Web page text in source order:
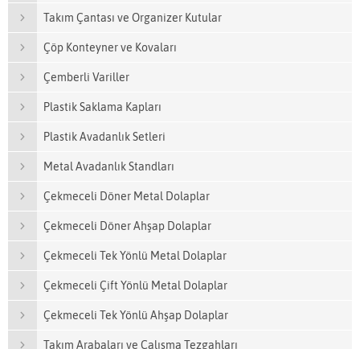
Takım Çantası ve Organizer Kutular
Çöp Konteyner ve Kovaları
Çemberli Variller
Plastik Saklama Kapları
Plastik Avadanlık Setleri
Metal Avadanlık Standları
Çekmeceli Döner Metal Dolaplar
Çekmeceli Döner Ahşap Dolaplar
Çekmeceli Tek Yönlü Metal Dolaplar
Çekmeceli Çift Yönlü Metal Dolaplar
Çekmeceli Tek Yönlü Ahşap Dolaplar
Takım Arabaları ve Çalışma Tezgahları